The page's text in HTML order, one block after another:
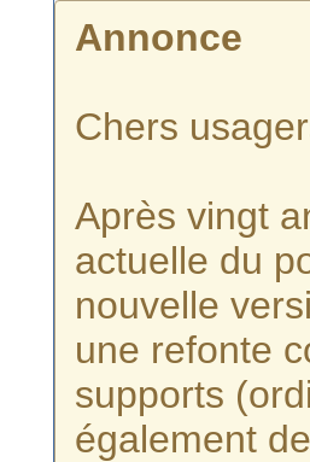
Annonce
Chers
Après vingt
actuelle du
nouvelle
une refonte
supports
également